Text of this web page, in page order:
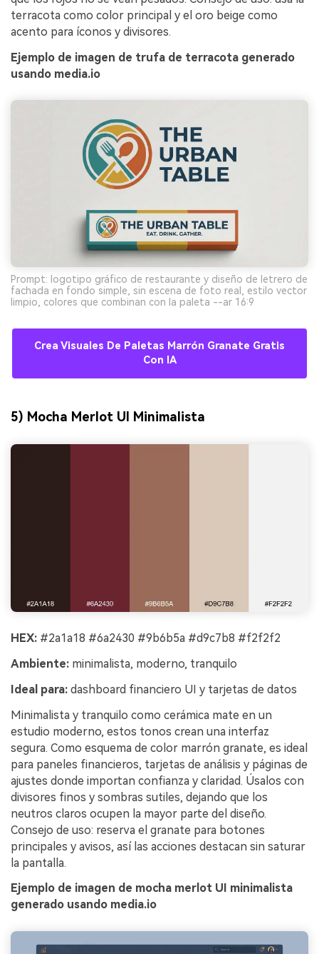
terracota como color principal y el oro beige como
acento para íconos y divisores.
Ejemplo de imagen de trufa de terracota generado
usando media.io
Prompt: logotipo gráfico de restaurante y diseño de letrero de
fachada en fondo simple, sin escena de foto real, estilo vector
limpio, colores que combinan con la paleta --ar 16:9
Crea Visuales De Paletas Marrón Granate Gratis
Con IA
5) Mocha Merlot UI Minimalista
HEX: #2a1a18 #6a2430 #9b6b5a #d9c7b8 #f2f2f2
Ambiente: minimalista, moderno, tranquilo
Ideal para: dashboard financiero UI y tarjetas de datos
Minimalista y tranquilo como cerámica mate en un
estudio moderno, estos tonos crean una interfaz
segura. Como esquema de color marrón granate, es ideal
para paneles financieros, tarjetas de análisis y páginas de
ajustes donde importan confianza y claridad. Úsalos con
divisores finos y sombras sutiles, dejando que los
neutros claros ocupen la mayor parte del diseño.
Consejo de uso: reserva el granate para botones
principales y avisos, así las acciones destacan sin saturar
la pantalla.
Ejemplo de imagen de mocha merlot UI minimalista
generado usando media.io